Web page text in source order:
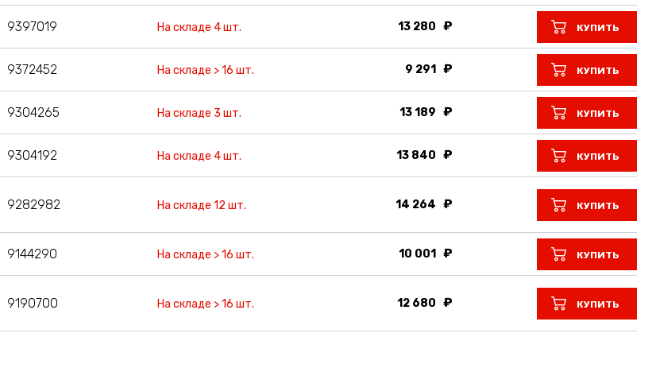
9397019 На складе 4 шт. 13 280 КУПИТЬ
9372452 На складе > 16 шт. 9 291 КУПИТЬ
9304265 На складе 3 шт. 13 189 КУПИТЬ
9304192 На складе 4 шт. 13 840 КУПИТЬ
9282982 На складе 12 шт. 14 264 КУПИТЬ
9144290 На складе > 16 шт. 10 001 КУПИТЬ
9190700 На складе > 16 шт. 12 680 КУПИТЬ